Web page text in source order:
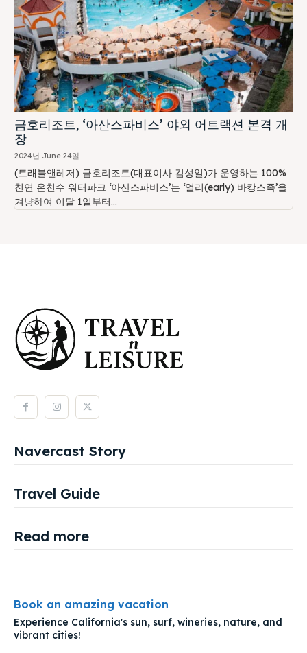
금호리조트, ‘아산스파비스’ 야외 어트랙션 본격 개
장
2024년 June 24일
(트래블앤레저) 금호리조트(대표이사 김성일)가 운영하는 100%
천연 온천수 워터파크 ‘아산스파비스’는 ‘얼리(early) 바캉스족’을
겨냥하여 이달 1일부터...
Navercast Story
Travel Guide
Read more
Book an amazing vacation
Experience California's sun, surf, wineries, nature, and
vibrant cities!